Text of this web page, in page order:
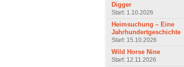
Digger
Start: 1.10.2026
Heimsuchung – Eine
Jahrhundertgeschichte
Start: 15.10.2026
Wild Horse Nine
Start: 12.11.2026